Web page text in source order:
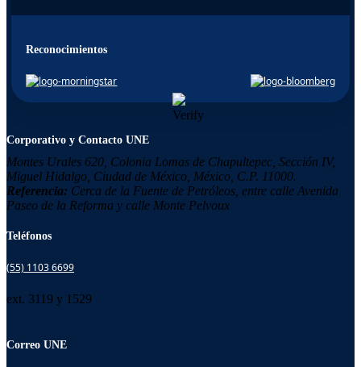
Reconocimientos
Corporativo y Contacto UNE
Montes Urales 620, Colonia Lomas de Chapultepec, Sección IV,
Miguel Hidalgo, Ciudad de México, México, C.P. 11000.
Referencia: Cerca de la Fuente de Petróleos, entre calle Avenida
Paseo de la Reforma y calle Monte Pelvoux
Teléfonos
(55) 1103 6699
ext. 3119 y 1529
Correo UNE